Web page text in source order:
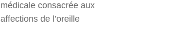
médicale consacrée aux
affections de l’oreille